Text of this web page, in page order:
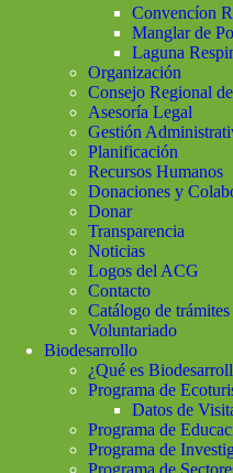
Convencíon
Manglar de
Laguna
Organización
Consejo Regional
Asesoría Legal
Gestión
Planificación
Recursos Humanos
Donaciones y
Donar
Transparencia
Noticias
Logos del ACG
Contacto
Catálogo de trámites
Voluntariado
Biodesarrollo
¿Qué es
Programa de
Datos de
Programa de
Programa de